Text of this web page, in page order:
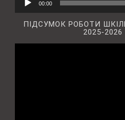
00:00
ПІДСУМОК РОБОТИ
2025-2026